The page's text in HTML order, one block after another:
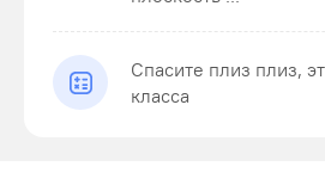
Спасите плиз плиз,
класса